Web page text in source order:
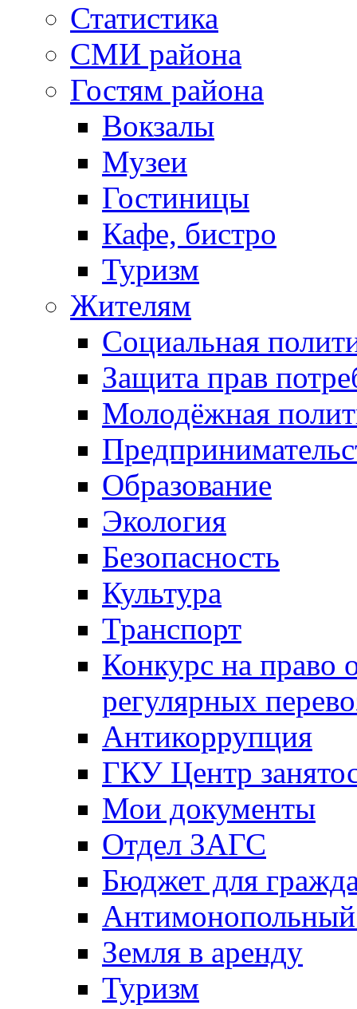
Статистика
СМИ района
Гостям района
Вокзалы
Музеи
Гостиницы
Кафе, бистро
Туризм
Жителям
Социальная
Защита прав
Молодёжная
Образование
Экология
Безопасность
Культура
Транспорт
Конкурс на право
регулярных
Антикоррупция
ГКУ Центр
Мои документы
Отдел ЗАГС
Бюджет для
Антимонопольный
Земля в аренду
Туризм